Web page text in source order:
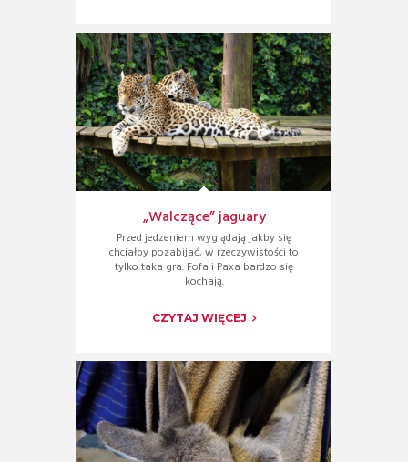
„Walczące” jaguary
Przed jedzeniem wyglądają jakby się
chciałby pozabijać, w rzeczywistości to
tylko taka gra. Fofa i Paxa bardzo się
kochają.
CZYTAJ WIĘCEJ